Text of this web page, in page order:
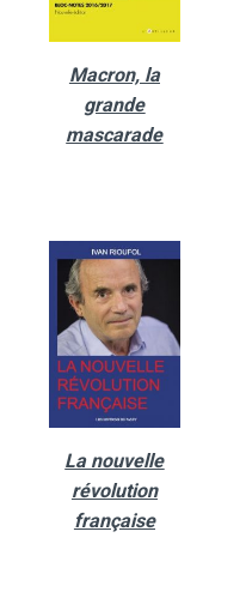
Macron, la
grande
mascarade
La nouvelle
révolution
française